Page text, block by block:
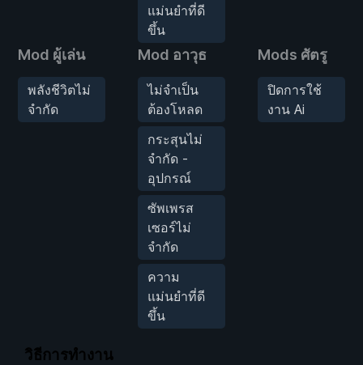
แม่นยำที่ดี
ขึ้น
Mod ผู้เล่น
พลังชีวิตไม่
จำกัด
Mod อาวุธ
ไม่จำเป็น
ต้องโหลด
กระสุนไม่
จำกัด -
อุปกรณ์
ซัพเพรส
เซอร์ไม่
จำกัด
ความ
แม่นยำที่ดี
ขึ้น
Mods ศัตรู
ปิดการใช้
งาน Ai
วิธีการทำงาน